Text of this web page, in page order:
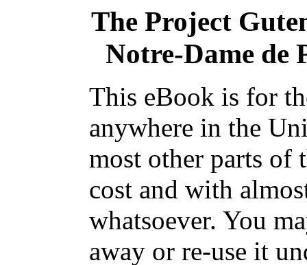
The Project
Notre-Dame de
This eBook is for
anywhere in the
most other parts of
cost and with
whatsoever. You
away or re-use it